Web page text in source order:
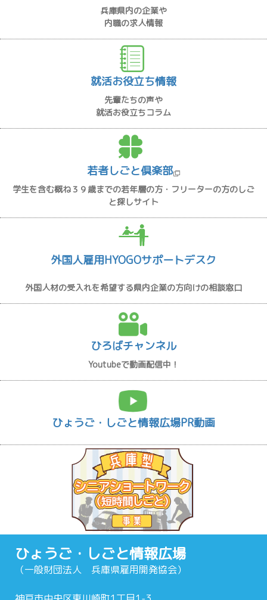
兵庫県内の企業や
内職の求人情報
就活お役立ち情報
先輩たちの声や
就活お役立ちコラム
若者しごと倶楽部
学生を含む概ね３９歳までの若年層の方・フリーターの方のしご
と探しサイト
外国人雇用HYOGOサポートデスク
外国人材の受入れを希望する県内企業の方向けの相談窓口
ひろばチャンネル
Youtubeで動画配信中！
ひょうご・しごと情報広場PR動画
ひょうご・しごと情報広場
（一般財団法人 兵庫県雇用開発協会）